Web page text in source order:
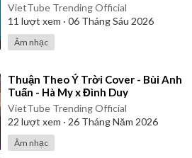
VietTube Trending Official
11 lượt xem · 06 Tháng Sáu 2026
Âm nhạc
⁣Thuận Theo Ý Trời Cover - Bùi Anh
Tuấn - Hà My x Đình Duy
VietTube Trending Official
22 lượt xem · 26 Tháng Năm 2026
Âm nhạc